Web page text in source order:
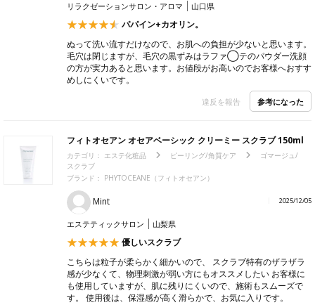
リラクゼーションサロン・アロマ 山口県
パパイン+カオリン。
ぬって洗い流すだけなので、お肌への負担が少ないと思います。
毛穴は閉じますが、毛穴の黒ずみはラファ◯テのパウダー洗顔
の方が実力あると思います。お値段がお高いのでお客様へおすす
めしにくいです。
違反を報告 参考になった
フィトオセアン オセアベーシック クリーミー スクラブ 150ml
カテゴリ： エステ化粧品 ピーリング/角質ケア
ゴマージュ/
スクラブ
ブランド： PHYTOCEANE（フィトオセアン）
Mint 2025/12/05
エステティックサロン 山梨県
優しいスクラブ
こちらは粒子が柔らかく細かいので、 スクラブ特有のザラザラ
感が少なくて、物理刺激が弱い方にもオススメしたい お客様に
も使用していますが、肌に残りにくいので、施術もスムーズで
す。 使用後は、保湿感が高く滑らかで、お気に入りです。